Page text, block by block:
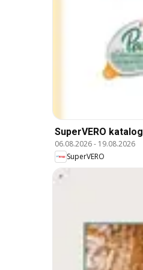
SuperVERO katalog
06.08.2026- 19.08.2026
SuperVERO